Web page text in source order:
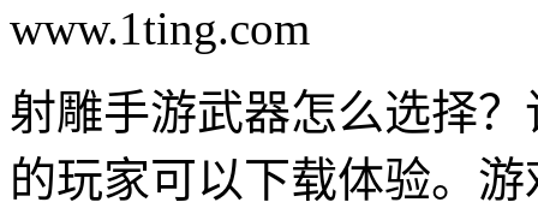
www.1ting.com
射雕手游武器怎么选择
的玩家可以下载体验。